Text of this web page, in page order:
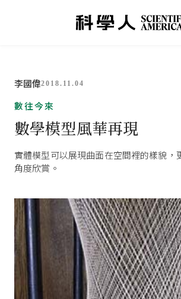
李國偉2018.11.04
數往今來
數學模型風華再現
實體模型可以展現曲面在空間裡的樣貌，
角度欣賞。